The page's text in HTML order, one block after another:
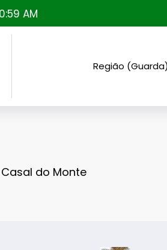
AM
Região (Guarda)
do Monte